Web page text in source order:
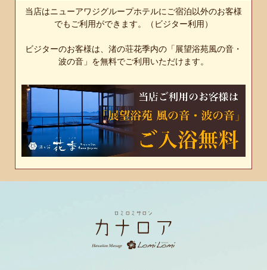
当店はニューアワジグループホテルにご宿泊以外のお客様
でもご利用ができます。（ビジター利用）
ビジターのお客様は、渚の荘花季内の「展望浴苑風の音・
波の音」を無料でご利用いただけます。